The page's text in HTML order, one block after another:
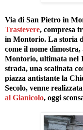
Via di San Pietro in
Trastevere, compresa
in Montorio. La storia
come il nome
Montorio, ultimata nel
strada, una scalinata
piazza antistante la
Secolo, venne
al Gianicolo, oggi